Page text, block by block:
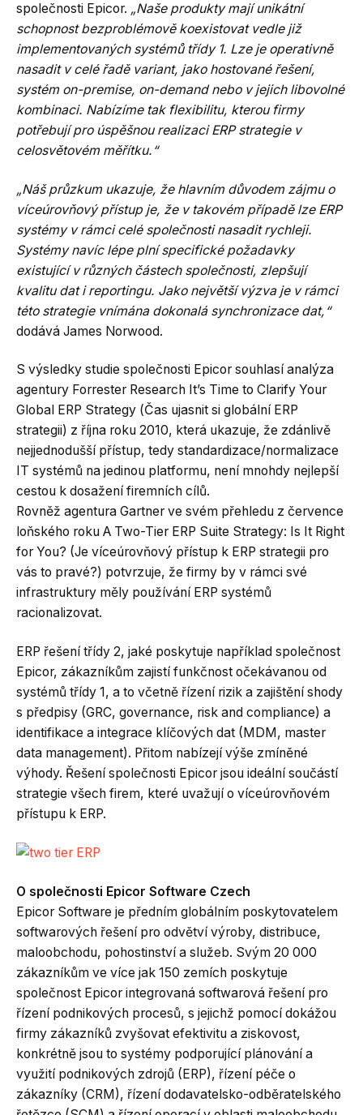
společnosti Epicor. „Naše produkty mají unikátní
schopnost bezproblémově koexistovat vedle již
implementovaných systémů třídy 1. Lze je operativně
nasadit v celé řadě variant, jako hostované řešení,
systém on-premise, on-demand nebo v jejich libovolné
kombinaci. Nabízíme tak flexibilitu, kterou firmy
potřebují pro úspěšnou realizaci ERP strategie v
celosvětovém měřítku.“
„Náš průzkum ukazuje, že hlavním důvodem zájmu o
víceúrovňový přístup je, že v takovém případě lze ERP
systémy v rámci celé společnosti nasadit rychleji.
Systémy navíc lépe plní specifické požadavky
existující v různých částech společnosti, zlepšují
kvalitu dat i reportingu. Jako největší výzva je v rámci
této strategie vnímána dokonalá synchronizace dat,“
dodává James Norwood.
S výsledky studie společnosti Epicor souhlasí analýza
agentury Forrester Research It’s Time to Clarify Your
Global ERP Strategy (Čas ujasnit si globální ERP
strategii) z října roku 2010, která ukazuje, že zdánlivě
nejjednodušší přístup, tedy standardizace/normalizace
IT systémů na jedinou platformu, není mnohdy nejlepší
cestou k dosažení firemních cílů.
Rovněž agentura Gartner ve svém přehledu z července
loňského roku A Two-Tier ERP Suite Strategy: Is It Right
for You? (Je víceúrovňový přístup k ERP strategii pro
vás to pravé?) potvrzuje, že firmy by v rámci své
infrastruktury měly používání ERP systémů
racionalizovat.
ERP řešení třídy 2, jaké poskytuje například společnost
Epicor, zákazníkům zajistí funkčnost očekávanou od
systémů třídy 1, a to včetně řízení rizik a zajištění shody
s předpisy (GRC, governance, risk and compliance) a
identifikace a integrace klíčových dat (MDM, master
data management). Přitom nabízejí výše zmíněné
výhody. Řešení společnosti Epicor jsou ideální součástí
strategie všech firem, které uvažují o víceúrovňovém
přístupu k ERP.
O společnosti Epicor Software Czech
Epicor Software je předním globálním poskytovatelem
softwarových řešení pro odvětví výroby, distribuce,
maloobchodu, pohostinství a služeb. Svým 20 000
zákazníkům ve více jak 150 zemích poskytuje
společnost Epicor integrovaná softwarová řešení pro
řízení podnikových procesů, s jejichž pomocí dokážou
firmy zákazníků zvyšovat efektivitu a ziskovost,
konkrétně jsou to systémy podporující plánování a
využití podnikových zdrojů (ERP), řízení péče o
zákazníky (CRM), řízení dodavatelsko-odběratelského